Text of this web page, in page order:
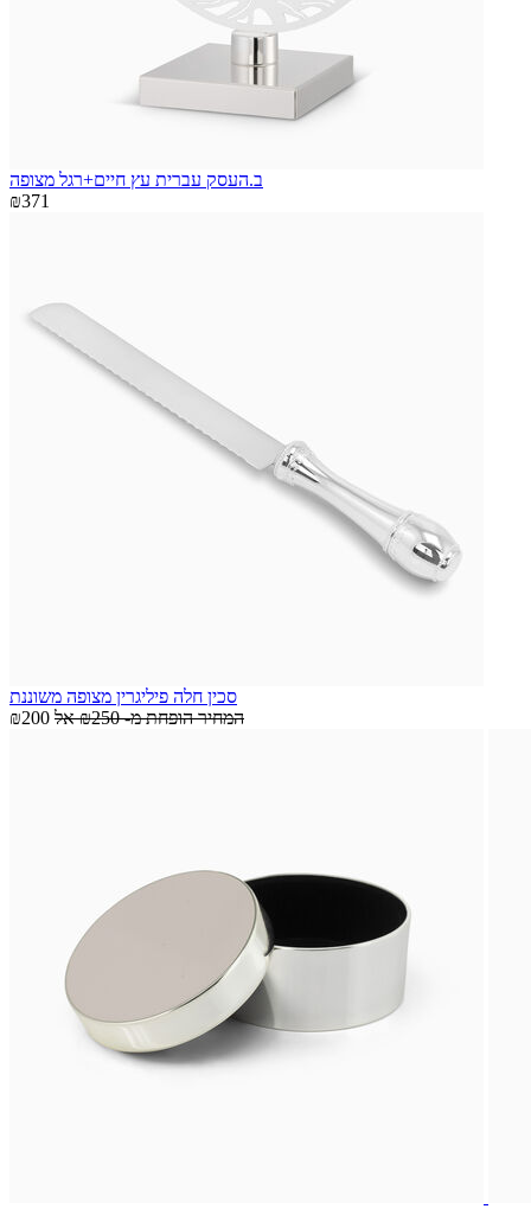
ב.העסק עברית עץ חיים+רגל מצופה
₪371
סכין חלה פיליגרין מצופה משוננת
₪200
המחיר הופחת מ-₪250 אל